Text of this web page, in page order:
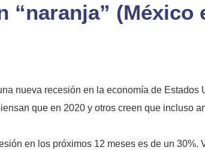
“naranja” (México
nueva recesión en la economía de Estados
que en 2020 y otros creen que incluso
en los próximos 12 meses es de un 30%.